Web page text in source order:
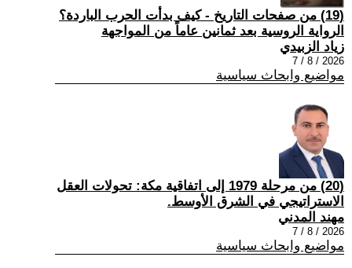
(19) من صفحات التاريخ - كيف بدأت الحرب الباردة؟
الرواية الروسية بعد ثمانين عاماً من المواجهة
زياد الزبيدي
2026 / 8 / 7
مواضيع وابحاث سياسية
(20) من مرحلة 1979 إلى اتفاقية مكة: تحولات العقل
الاستراتيجي في الشرق الأوسط.
مهند المدني
2026 / 8 / 7
مواضيع وابحاث سياسية